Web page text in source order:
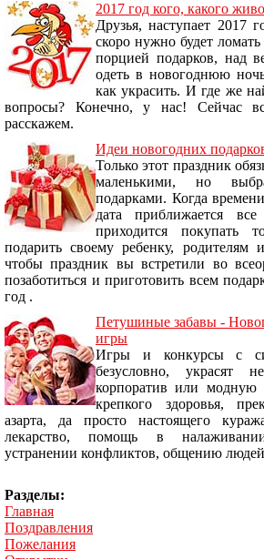
2017 год кого, какого
Друзья, наступает 2017
скоро нужно будет
порцией подарков, над
одеть в новогоднюю
как украсить. И где же
вопросы? Конечно, у нас! Сейчас
расскажем.
Идеи новогодних
Только этот праздник
маленькими, но
подарками. Когда
дата приближается
приходится покупать
подарить своему ребенку,
чтобы праздник вы встретили во
позаботиться и приготовить всем
год .
Петушиные забавы -
игры
Игры и конкурсы с
безусловно, украсят
корпоратив или модную
крепкого здоровья,
азарта, да просто настоящего
лекарство, помощь в
устранении конфликтов, общению
Разделы:
Главная
Поздравления
Пожелания